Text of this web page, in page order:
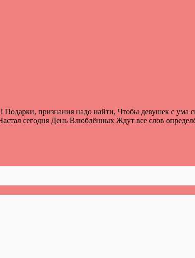
признания надо найти, Чтобы девушек с ума
сегодня День Влюблённых Ждут все слов